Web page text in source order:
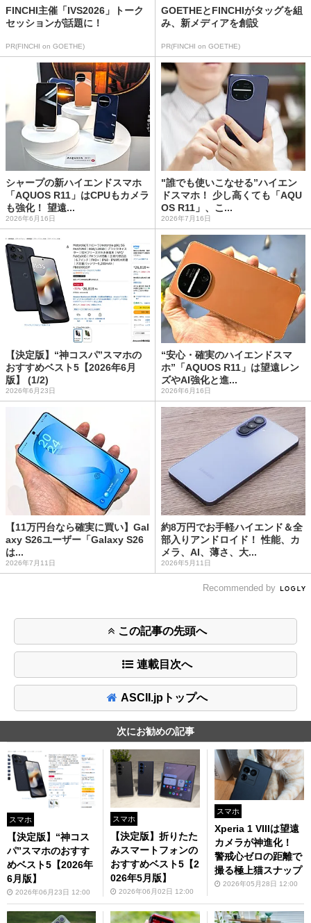
FINCHI主催「IVS2026」トーク
セッションが話題に！
PR(FINCHI on GOETHE)
GOETHEとFINCHIがタッグを組
み、新メディアを創設
PR(FINCHI on GOETHE)
シャープの新ハイエンドスマホ
「AQUOS R11」はCPUもカメラ
も強化！ 望遠...
2026年6月16日
"誰でも使いこなせる”ハイエン
ドスマホ！ 少し高くても「AQU
OS R11」、こ...
2026年7月16日
【決定版】“神コスパ”スマホの
おすすめベスト5【2026年6月
版】 (1/2)
2026年6月23日
“安心・確実のハイエンドスマ
ホ”「AQUOS R11」は望遠レン
ズやAI強化と進...
2026年6月16日
【11万円台なら確実に買い】Gal
axy S26ユーザー「Galaxy S26
は...
2026年7月11日
約8万円でお手軽ハイエンド＆全
部入りアンドロイド！ 性能、カ
メラ、AI、薄さ、大...
2026年5月11日
Recommended by
この記事の先頭へ
連載目次へ
ASCII.jpトップへ
次にお勧めの記事
スマホ
【決定版】“神コス
パ”スマホのおすす
めベスト5【2026年
6月版】
2026年06月23日 12:00
スマホ
【決定版】折りたた
みスマートフォンの
おすすめベスト5【2
026年5月版】
2026年06月02日 12:00
スマホ
Xperia 1 VIIIは望遠
カメラが神進化！
警戒心ゼロの距離で
撮る極上猫スナップ
2026年05月28日 12:00